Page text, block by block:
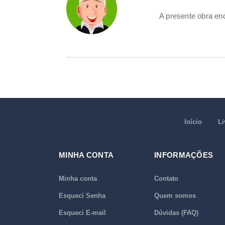
A presente obra
Início
MINHA CONTA
Minha conta
Esqueci Senha
Esqueci E-mail
INFORMAÇÕES
Contato
Quem somos
Dúvidas (FAQ)